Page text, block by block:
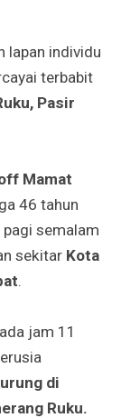
lapan individu
terbabit
Pasir
Mamat
46 tahun
semalam
sekitar Kota
.
jam 11
di
Ruku.